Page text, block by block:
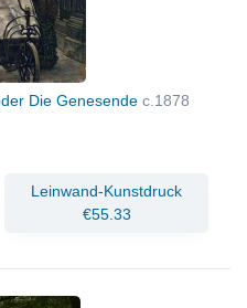
Die Genesende c.1878
Leinwand-Kunstdruck
€55.33